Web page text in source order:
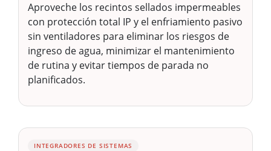
Aproveche los recintos sellados impermeables
con protección total IP y el enfriamiento pasivo
sin ventiladores para eliminar los riesgos de
ingreso de agua, minimizar el mantenimiento
de rutina y evitar tiempos de parada no
planificados.
INTEGRADORES DE SISTEMAS